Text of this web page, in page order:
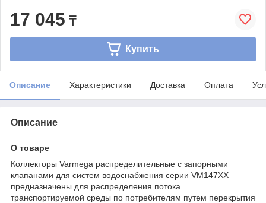
17 045 ₸
Купить
Описание Характеристики Доставка Оплата
Описание
О товаре
Коллекторы Varmega распределительные с запорными
клапанами для систем водоснабжения серии VM147XX
предназначены для распределения потока
транспортируемой среды по потребителям путем перекрытия